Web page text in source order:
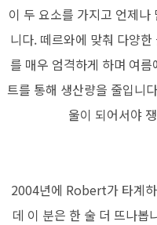
이 두 요소를 가지고 언제
니다. 떼르와에 맞춰 다양
를 매우 엄격하게 하며 여
트를 통해 생산량을 줄입니
울이 되어서야
2004년에 Robert가 타계
데 이 분은 한 술 더 뜨나봅